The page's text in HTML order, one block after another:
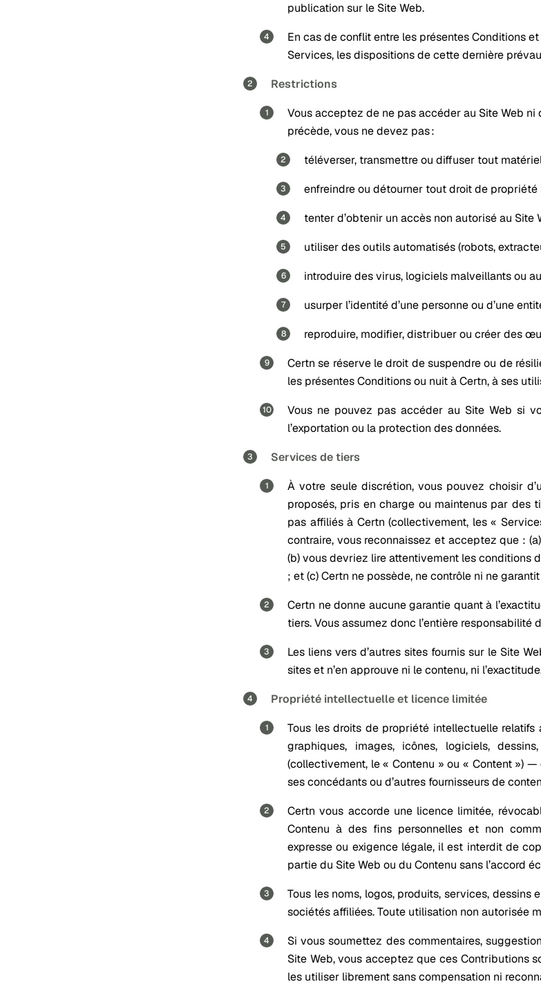
publication sur le Site Web.
En cas de conflit entre les présentes Conditions
Services, les dispositions de cette dernière
Restrictions
Vous acceptez de ne pas accéder au Site Web
précède, vous ne devez pas :
téléverser, transmettre ou diffuser tout
enfreindre ou détourner tout droit de
tenter d’obtenir un accès non autorisé au Site
utiliser des outils automatisés (robots,
introduire des virus, logiciels malveillants ou
usurper l’identité d’une personne ou d’une
reproduire, modifier, distribuer ou créer des
Certn se réserve le droit de suspendre ou de
les présentes Conditions ou nuit à Certn, à ses
Vous ne pouvez pas accéder au Site Web si
l’exportation ou la protection des données.
Services de tiers
À votre seule discrétion, vous pouvez choisir
proposés, pris en charge ou maintenus par des
pas affiliés à Certn (collectivement, les «
contraire, vous reconnaissez et acceptez que :
(b) vous devriez lire attentivement les conditions
; et (c) Certn ne possède, ne contrôle ni ne
Certn ne donne aucune garantie quant à
tiers. Vous assumez donc l’entière responsabilité
Les liens vers d’autres sites fournis sur le Site
sites et n’en approuve ni le contenu, ni
Propriété intellectuelle et licence limitée
Tous les droits de propriété intellectuelle
graphiques, images, icônes, logiciels,
(collectivement, le « Contenu » ou « Content »)
ses concédants ou d’autres fournisseurs de
Certn vous accorde une licence limitée,
Contenu à des fins personnelles et non
expresse ou exigence légale, il est interdit de
partie du Site Web ou du Contenu sans l’accord
Tous les noms, logos, produits, services,
sociétés affiliées. Toute utilisation non autorisée
Si vous soumettez des commentaires,
Site Web, vous acceptez que ces Contributions
les utiliser librement sans compensation ni